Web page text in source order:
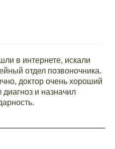
в интернете, искали
отдел позвоночника.
доктор очень хороший
и назначил